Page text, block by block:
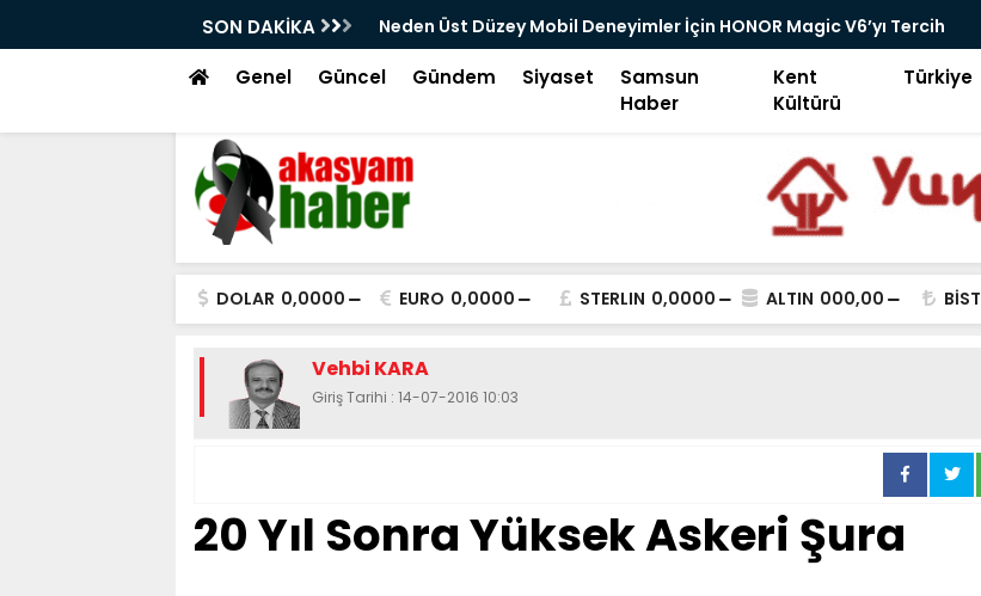
SON DAKİKA
İçin HONOR Magic V6’yı Tercih Dron Saldırısına Uğrayan Türk Gemisi Samsun'a Sığındı!
Genel Güncel Gündem Siyaset
Samsun
Haber
Kent
Kültürü
Türkiye
DOLAR 0,0000 EURO 0,0000 STERLIN 0,0000 ALTIN 000,00 BİST
Vehbi KARA
Giriş Tarihi : 14-07-2016 10:03
20 Yıl Sonra Yüksek Askeri Şura